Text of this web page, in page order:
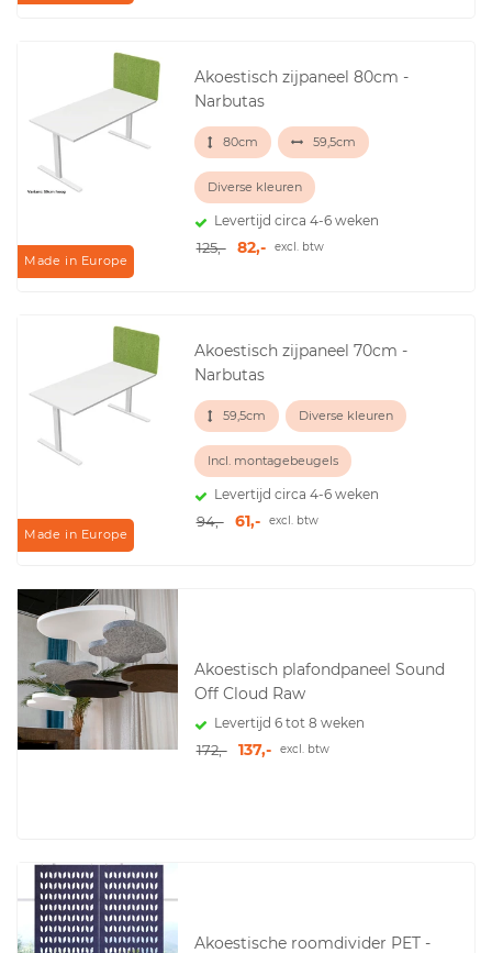
Made in Europe
Akoestisch zijpaneel 80cm -
Narbutas
80cm 59,5cm
Diverse kleuren
Levertijd circa 4-6 weken
125,- 82,- excl. btw
Made in Europe
Akoestisch zijpaneel 70cm -
Narbutas
59,5cm Diverse kleuren
Incl. montagebeugels
Levertijd circa 4-6 weken
94,- 61,- excl. btw
Akoestisch plafondpaneel Sound
Off Cloud Raw
Levertijd 6 tot 8 weken
172,- 137,- excl. btw
Akoestische roomdivider PET -